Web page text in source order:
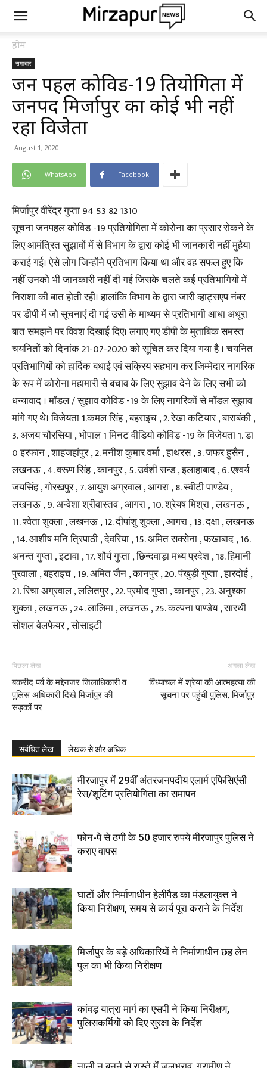
होम
समाचार
जन पहल कोविड-19 प्रतियोगिता में
जनपद मिर्जापुर का कोई भी नहीं
रहा विजेता
August 1, 2020
WhatsApp Facebook
मिर्जापुर वीरेंद्र गुप्ता 94 53 82 1310
सूचना जनपहल कोविड -19 प्रतियोगिता में कोरोना का प्रसार रोकने के
लिए आमंत्रित सुझावों में से विभाग के द्वारा कोई भी जानकारी नहीं मुहैया
कराई गई। ऐसे लोग जिन्होंने प्रतिभाग किया था और वह सफल हुए कि
नहीं उनको भी जानकारी नहीं दी गई जिसके चलते कई प्रतिभागियों में
निराशा की बात होती रही। हालांकि विभाग के द्वारा जारी व्हाट्सएप नंबर
पर डीपी में जो सूचनाएं दी गई उसी के माध्यम से प्रतिभागी आधा अधूरा
बात समझने पर विवश दिखाई दिए। लगाए गए डीपी के मुताबिक समस्त
चयनितों को दिनांक 21-07-2020 को सूचित कर दिया गया है । चयनित
प्रतिभागियों को हार्दिक बधाई एवं सक्रिय सहभाग कर जिम्मेदार नागरिक
के रूप में कोरोना महामारी से बचाव के लिए सुझाव देने के लिए सभी को
धन्यावाद । मॉडल / सुझाव कोविड -19 के लिए नागरिकों से मॉडल सुझाव
मांगे गए थे। विजेयता 1.कमल सिंह , बहराइच , 2. रेखा कटियार , बाराबंकी ,
3. अजय चौरसिया , भोपाल 1 मिनट वीडियो कोविड -19 के विजेयता 1. डा
0 इरफान , शाहजहांपुर , 2. मनीश कुमार वर्मा , हाथरस , 3. जफर हुसैन ,
लखनऊ , 4. वरूण सिंह , कानपुर , 5. उर्वशी सन्ड , इलाहाबाद , 6. एश्वर्य
जयसिंह , गोरखपुर , 7. आयुश अग्रवाल , आगरा , 8. स्वीटी पाण्डेय ,
लखनऊ , 9. अन्वेशा श्रीवास्तव , आगरा , 10. श्रेयष मिश्रा , लखनऊ ,
11. श्वेता शुक्ला , लखनऊ , 12. दीपांशु शुक्ला , आगरा , 13. दक्षा , लखनऊ
, 14. आशीष मनि त्रिपाठी , देवरिया , 15. अमित सक्सेना , फखाबाद , 16.
अनन्त गुप्ता , इटावा , 17. शौर्य गुप्ता , छिन्दवाड़ा मध्य प्रदेश , 18. हिमानी
पुरवाला , बहराइच , 19. अमित जैन , कानपुर , 20. पंखुड़ी गुप्ता , हारदोई ,
21. रिचा अग्रवाल , ललितपुर , 22. प्रमोद गुप्ता , कानपुर , 23. अनुश्का
शुक्ला , लखनऊ , 24. लालिमा , लखनऊ , 25. कल्पना पाण्डेय , सारथी
सोशल वेलफेयर , सोसाइटी
पिछला लेख
बकरीद पर्व के मद्देनजर जिलाधिकारी व
पुलिस अधिकारी दिखे मिर्जापुर की
सड़कों पर
अगला लेख
विंध्याचल में श्रेया की आत्महत्या की
सूचना पर पहुंची पुलिस, मिर्जापुर
संबंधित लेख लेखक से और अधिक
मीरजापुर में 29वीं अंतरजनपदीय एलार्म एफिसिएंसी
रेस/शूटिंग प्रतियोगिता का समापन
फोन-पे से ठगी के 50 हजार रुपये मीरजापुर पुलिस ने
कराए वापस
घाटों और निर्माणाधीन हेलीपैड का मंडलायुक्त ने
किया निरीक्षण, समय से कार्य पूरा कराने के निर्देश
मिर्जापुर के बड़े अधिकारियों ने निर्माणाधीन छह लेन
पुल का भी किया निरीक्षण
कांवड़ यात्रा मार्ग का एसपी ने किया निरीक्षण,
पुलिसकर्मियों को दिए सुरक्षा के निर्देश